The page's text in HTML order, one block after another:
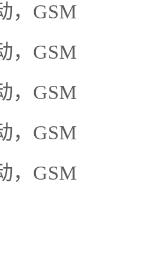
，GSM
，GSM
，GSM
，GSM
，GSM